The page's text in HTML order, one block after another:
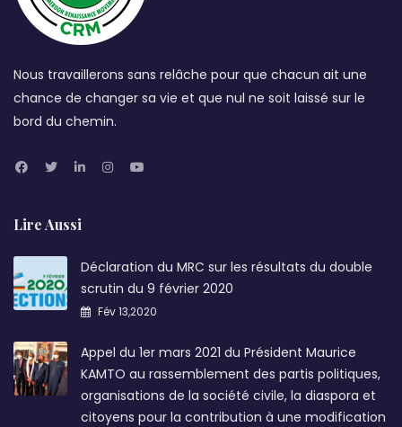
Nous travaillerons sans relâche pour que chacun ait une
chance de changer sa vie et que nul ne soit laissé sur le
bord du chemin.
Lire Aussi
Déclaration du MRC sur les résultats du double
scrutin du 9 février 2020
Fév 13,2020
Appel du 1er mars 2021 du Président Maurice
KAMTO au rassemblement des partis politiques,
organisations de la société civile, la diaspora et
citoyens pour la contribution à une modification